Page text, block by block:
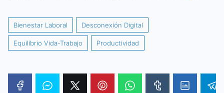
Bienestar Laboral Desconexión Digital
Equilibrio Vida-Trabajo Productividad